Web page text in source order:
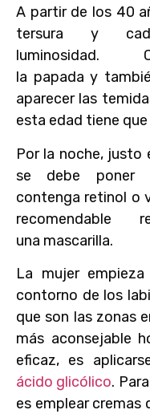
A partir de los 40
tersura y
luminosidad.
la papada y
aparecer las
esta edad tiene
Por la noche, justo
se debe poner
contenga retinol o
una mascarilla.
La mujer
contorno de los
que son las zonas
más aconsejable
eficaz, es
ácido glicólico.
es emplear